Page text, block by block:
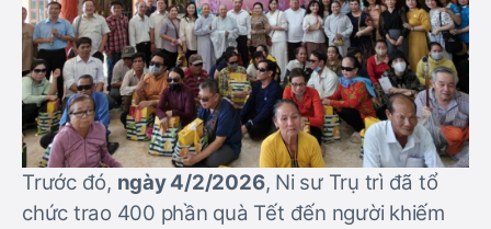
Trước đó, ngày 4/2/2026, Ni sư Trụ trì đã tổ
chức trao 400 phần quà Tết đến người khiếm